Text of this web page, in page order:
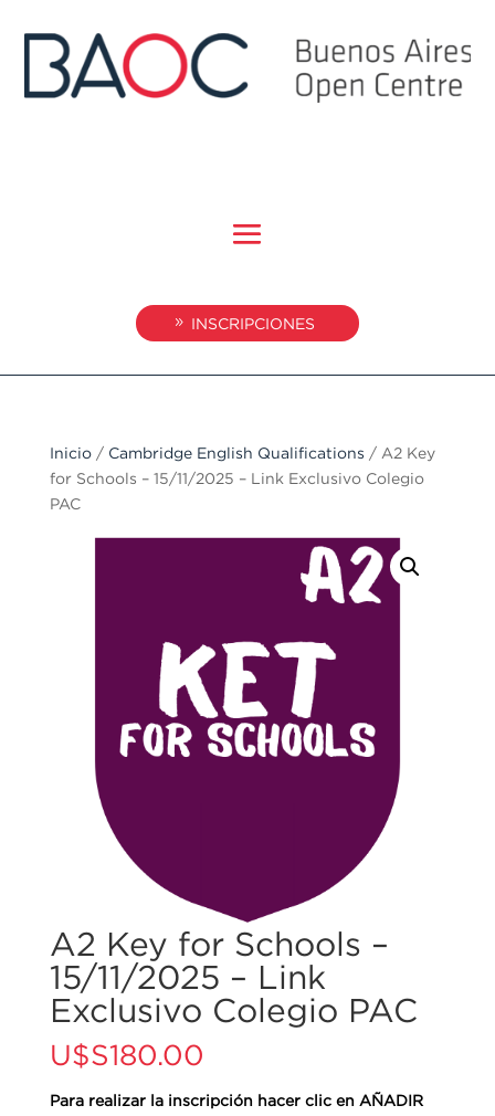
INSCRIPCIONES
Inicio/ Cambridge English Qualifications / A2 Key
for Schools – 15/11/2025 – Link Exclusivo Colegio
PAC
A2 Key for Schools –
15/11/2025 – Link
Exclusivo Colegio PAC
U$S180.00
Para realizar la inscripción hacer clic en AÑADIR